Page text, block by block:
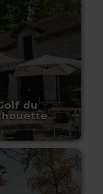
du